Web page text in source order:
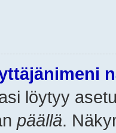
löytyy
päällä.